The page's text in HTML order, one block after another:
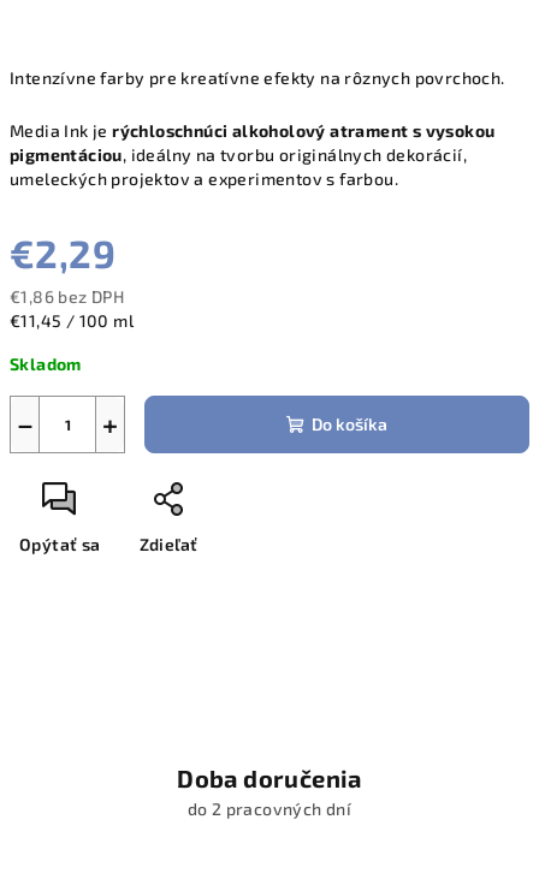
Intenzívne farby pre kreatívne efekty na rôznych povrchoch.
Media Ink je rýchloschnúci alkoholový atrament s vysokou
pigmentáciou, ideálny na tvorbu originálnych dekorácií,
umeleckých projektov a experimentov s farbou.
€2,29
€1,86 bez DPH
Jednotková
€11,45 / 100 ml
Skladom
+
− Do košíka
Opýtať sa Zdieľať
Doba doručenia
do 2 pracovných dní